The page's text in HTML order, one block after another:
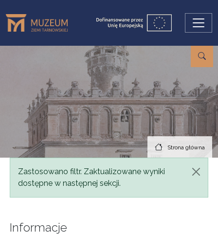
Strona główna
Komunikat
Zastosowano filtr. Zaktualizowane wyniki
dostępne w następnej sekcji.
Informacje